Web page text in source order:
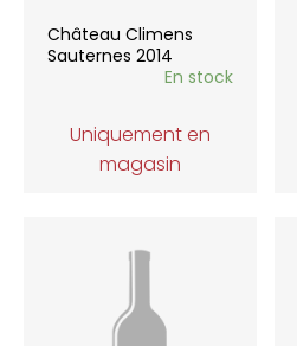
Château Climens
Sauternes 2014
En stock
Uniquement en
magasin